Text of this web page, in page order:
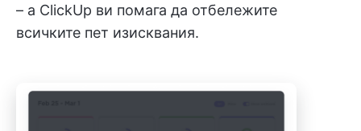
– а ClickUp ви помага да отбележите
всичките пет изисквания.